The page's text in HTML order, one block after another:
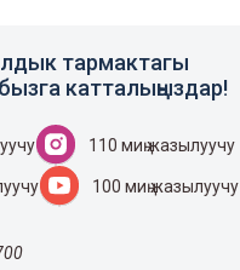
тармактагы
катталыңыздар!
110 миң жазылуучу
100 миң жазылуучу